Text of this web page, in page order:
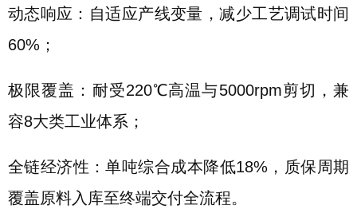
动态响应：自适应产线变量，减少工艺调试时间
60%；
极限覆盖：耐受220℃高温与5000rpm剪切，兼
容8大类工业体系；
全链经济性：单吨综合成本降低18%，质保周期
覆盖原料入库至终端交付全流程。